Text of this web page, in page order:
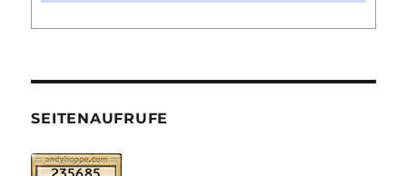
SEITENAUFRUFE